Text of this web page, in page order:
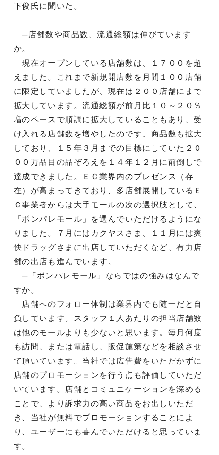
下俊氏に聞いた。
─店舗数や商品数、流通総額は伸びています
か。
現在オープンしている店舗数は、１７００を超
えました。これまで新規開店数を月間１００店舗
に限定していましたが、現在は２００店舗にまで
拡大しています。流通総額が前月比１０～２０％
増のペースで順調に拡大していることもあり、受
け入れる店舗数を増やしたのです。商品数も拡大
しており、１５年３月までの目標にしていた２０
００万品目の品ぞろえを１４年１２月に前倒しで
達成できました。ＥＣ業界内のプレゼンス（存
在）が高まってきており、多店舗展開しているＥ
Ｃ事業者からは大手モールの次の選択肢として、
「ポンパレモール」を選んでいただけるようにな
りました。７月にはカクヤスさま、１１月には爽
快ドラッグさまに出店していただくなど、有力店
舗の出店も進んでいます。
─「ポンパレモール」ならではの強みはなんで
すか。
店舗へのフォロー体制は業界内でも随一だと自
負しています。スタッフ１人あたりの担当店舗数
は他のモールよりも少ないと思います。毎月何度
も訪問、または電話し、販促施策などを相談させ
て頂いています。当社では広告費をいただかずに
店舗のプロモーションを行う点も評価していただ
いています。店舗とコミュニケーションを深める
ことで、より訴求力の高い商品をお出しいただ
き、当社が無料でプロモーションすることによ
り、ユーザーにも喜んでいただけると思っていま
す。